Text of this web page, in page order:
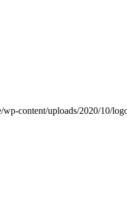
content/uploads/2020/10/